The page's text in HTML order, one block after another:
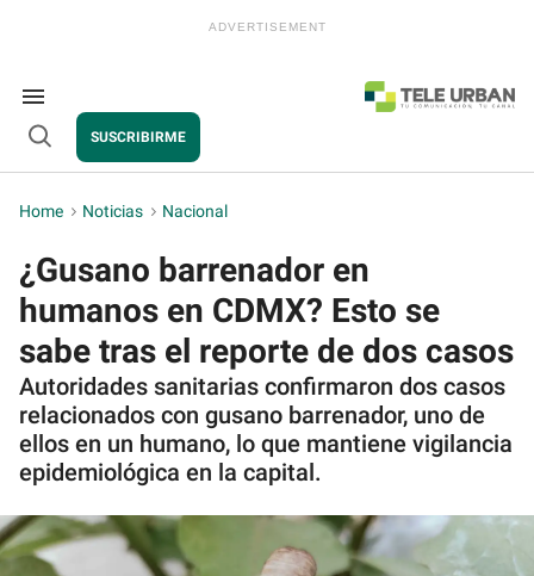
Search
&
Section
Navigation
Open
SUSCRIBIRME
Home > Noticias > Nacional
¿Gusano barrenador en
humanos en CDMX? Esto se
sabe tras el reporte de dos casos
Autoridades sanitarias confirmaron dos casos
relacionados con gusano barrenador, uno de
ellos en un humano, lo que mantiene vigilancia
epidemiológica en la capital.